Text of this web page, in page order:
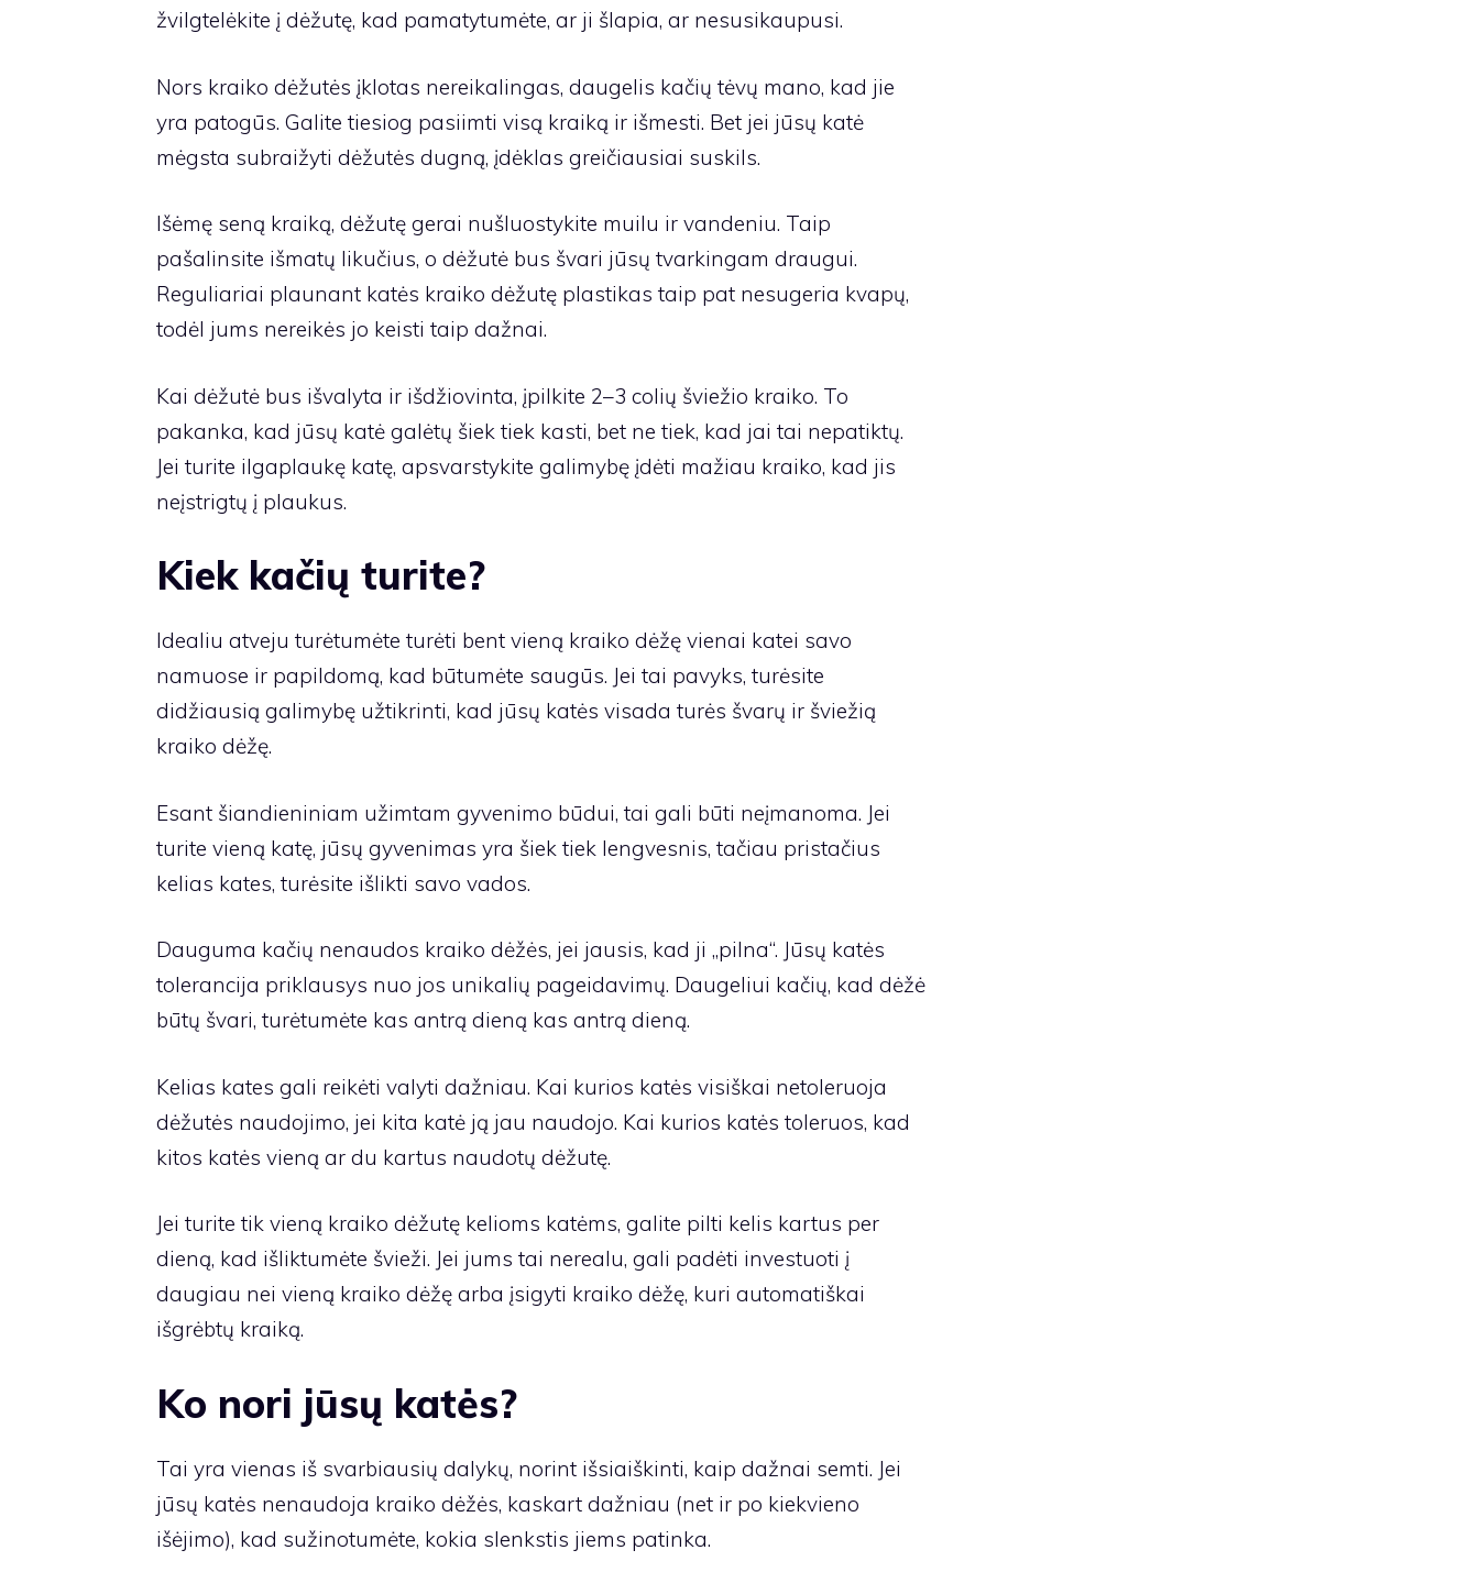
žvilgtelėkite į dėžutę, kad pamatytumėte, ar ji šlapia, ar nesusikaupusi.
Nors kraiko dėžutės įklotas nereikalingas, daugelis kačių tėvų mano, kad jie
yra patogūs. Galite tiesiog pasiimti visą kraiką ir išmesti. Bet jei jūsų katė
mėgsta subraižyti dėžutės dugną, įdėklas greičiausiai suskils.
Išėmę seną kraiką, dėžutę gerai nušluostykite muilu ir vandeniu. Taip
pašalinsite išmatų likučius, o dėžutė bus švari jūsų tvarkingam draugui.
Reguliariai plaunant katės kraiko dėžutę plastikas taip pat nesugeria kvapų,
todėl jums nereikės jo keisti taip dažnai.
Kai dėžutė bus išvalyta ir išdžiovinta, įpilkite 2–3 colių šviežio kraiko. To
pakanka, kad jūsų katė galėtų šiek tiek kasti, bet ne tiek, kad jai tai nepatiktų.
Jei turite ilgaplaukę katę, apsvarstykite galimybę įdėti mažiau kraiko, kad jis
neįstrigtų į plaukus.
Kiek kačių turite?
Idealiu atveju turėtumėte turėti bent vieną kraiko dėžę vienai katei savo
namuose ir papildomą, kad būtumėte saugūs. Jei tai pavyks, turėsite
didžiausią galimybę užtikrinti, kad jūsų katės visada turės švarų ir šviežią
kraiko dėžę.
Esant šiandieniniam užimtam gyvenimo būdui, tai gali būti neįmanoma. Jei
turite vieną katę, jūsų gyvenimas yra šiek tiek lengvesnis, tačiau pristačius
kelias kates, turėsite išlikti savo vados.
Dauguma kačių nenaudos kraiko dėžės, jei jausis, kad ji „pilna“. Jūsų katės
tolerancija priklausys nuo jos unikalių pageidavimų. Daugeliui kačių, kad dėžė
būtų švari, turėtumėte kas antrą dieną kas antrą dieną.
Kelias kates gali reikėti valyti dažniau. Kai kurios katės visiškai netoleruoja
dėžutės naudojimo, jei kita katė ją jau naudojo. Kai kurios katės toleruos, kad
kitos katės vieną ar du kartus naudotų dėžutę.
Jei turite tik vieną kraiko dėžutę kelioms katėms, galite pilti kelis kartus per
dieną, kad išliktumėte švieži. Jei jums tai nerealu, gali padėti investuoti į
daugiau nei vieną kraiko dėžę arba įsigyti kraiko dėžę, kuri automatiškai
išgrėbtų kraiką.
Ko nori jūsų katės?
Tai yra vienas iš svarbiausių dalykų, norint išsiaiškinti, kaip dažnai semti. Jei
jūsų katės nenaudoja kraiko dėžės, kaskart dažniau (net ir po kiekvieno
išėjimo), kad sužinotumėte, kokia slenkstis jiems patinka.